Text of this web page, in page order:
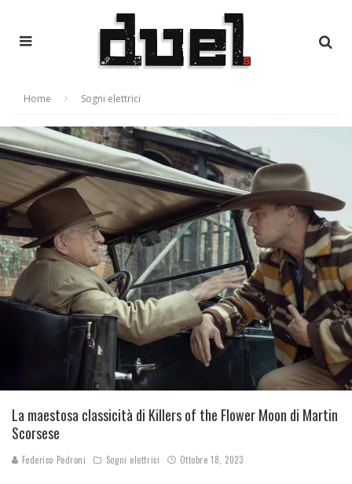
Home Sogni elettrici
La maestosa classicità di Killers of the Flower Moon di Martin
Scorsese
Federico Pedroni Sogni elettrici Ottobre 18, 2023